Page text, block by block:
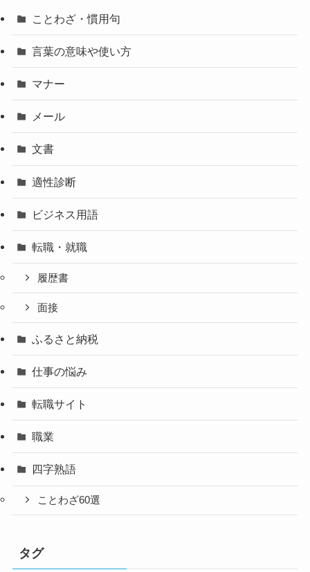
ことわざ・慣用句
言葉の意味や使い方
マナー
メール
文書
適性診断
ビジネス用語
転職・就職
履歴書
面接
ふるさと納税
仕事の悩み
転職サイト
職業
四字熟語
ことわざ60選
タグ